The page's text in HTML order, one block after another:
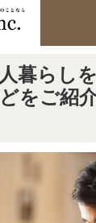
暮らし
をご紹介